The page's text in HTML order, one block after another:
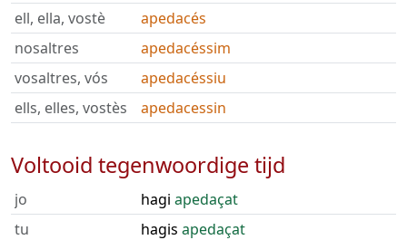
ell, ella, vostè
apedacés
nosaltres
apedacéssim
vosaltres, vós
apedacéssiu
ells, elles, vostès
apedacessin
Voltooid tegenwoordige tijd
jo hagi apedaçat
tu
hagis apedaçat